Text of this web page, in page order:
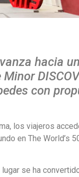
hacia
con
los viajeros
en The World’s
se ha